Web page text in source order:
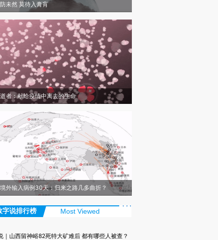
未然 莫待入膏肓
者：献给疫情中离去的生命
外输入病例30天：归来之路几多曲折？
字说排行榜 Most Viewed
｜山西留神峪82死特大矿难后 都有哪些人被查？